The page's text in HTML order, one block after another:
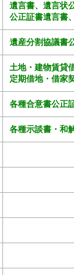
遺言書、遺言状
公正証書遺言書
遺産分割協議書
土地・建物賃貸
定期借地・借家
各種合意書公正
各種示談書・和